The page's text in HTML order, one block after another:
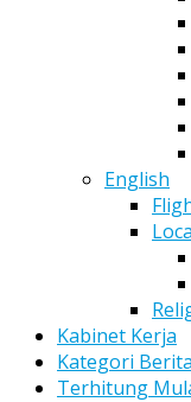
English
Kabinet Kerja
Kategori Berita
Terhitung